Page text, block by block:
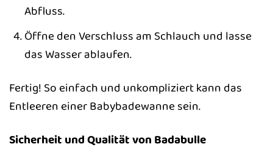
Abfluss.
Öffne den Verschluss am Schlauch und lasse
das Wasser ablaufen.
Fertig! So einfach und unkompliziert kann das
Entleeren einer Babybadewanne sein.
Sicherheit und Qualität von Badabulle